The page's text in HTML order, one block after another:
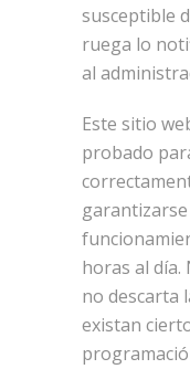
susceptible
ruega lo
al
Este sitio
probado
horas al
no descarta
existan